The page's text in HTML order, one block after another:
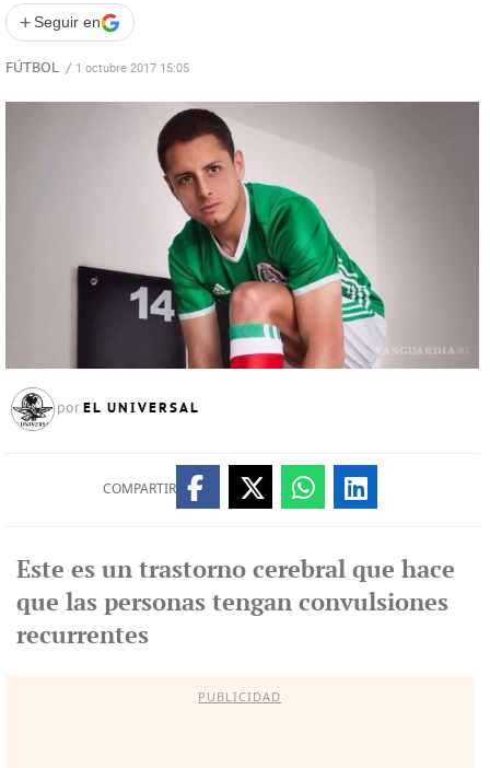
+ Seguir en
FÚTBOL / 1 octubre 2017 15:05
por EL UNIVERSAL
COMPARTIR
Este es un trastorno cerebral que hace
que las personas tengan convulsiones
recurrentes
PUBLICIDAD